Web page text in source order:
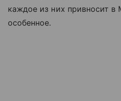
каждое из них привносит в
особенное.